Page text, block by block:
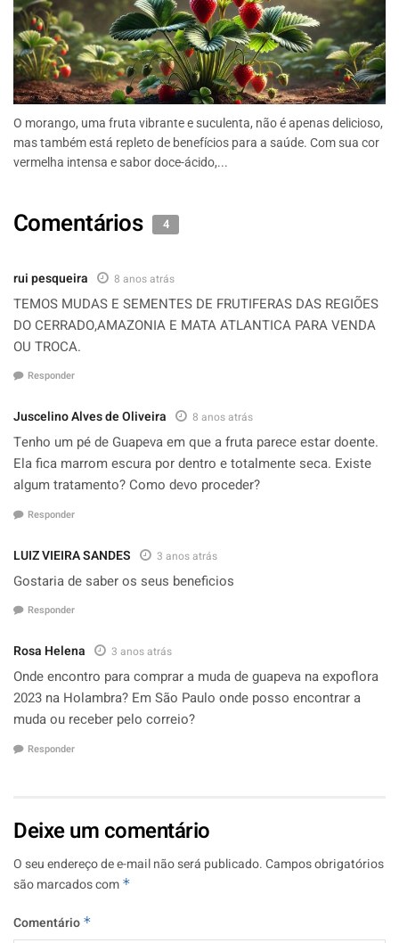
O morango, uma fruta vibrante e suculenta, não é apenas delicioso,
mas também está repleto de benefícios para a saúde. Com sua cor
vermelha intensa e sabor doce-ácido,...
Comentários 4
rui pesqueira 8 anos atrás
TEMOS MUDAS E SEMENTES DE FRUTIFERAS DAS REGIÕES
DO CERRADO,AMAZONIA E MATA ATLANTICA PARA VENDA
OU TROCA.
Responder
Juscelino Alves de Oliveira 8 anos atrás
Tenho um pé de Guapeva em que a fruta parece estar doente.
Ela fica marrom escura por dentro e totalmente seca. Existe
algum tratamento? Como devo proceder?
Responder
LUIZ VIEIRA SANDES 3 anos atrás
Gostaria de saber os seus beneficios
Responder
Rosa Helena 3 anos atrás
Onde encontro para comprar a muda de guapeva na expoflora
2023 na Holambra? Em São Paulo onde posso encontrar a
muda ou receber pelo correio?
Responder
Deixe um comentário
O seu endereço de e-mail não será publicado.Campos obrigatórios
são marcados com *
Comentário *